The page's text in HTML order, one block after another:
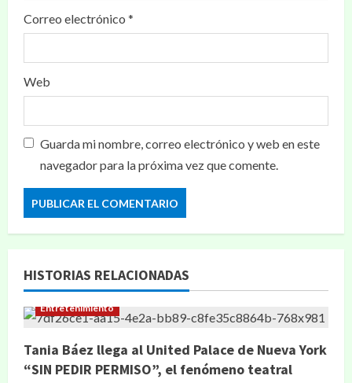
Correo electrónico *
Web
Guarda mi nombre, correo electrónico y web en este
navegador para la próxima vez que comente.
HISTORIAS RELACIONADAS
Entretenimiento
Tania Báez llega al United Palace de Nueva York
“SIN PEDIR PERMISO”, el fenómeno teatral